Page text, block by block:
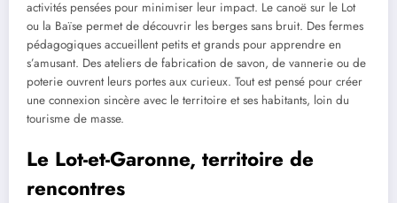
activités pensées pour minimiser leur impact. Le canoë sur le Lot
ou la Baïse permet de découvrir les berges sans bruit. Des fermes
pédagogiques accueillent petits et grands pour apprendre en
s’amusant. Des ateliers de fabrication de savon, de vannerie ou de
poterie ouvrent leurs portes aux curieux. Tout est pensé pour créer
une connexion sincère avec le territoire et ses habitants, loin du
tourisme de masse.
Le Lot-et-Garonne, territoire de
rencontres